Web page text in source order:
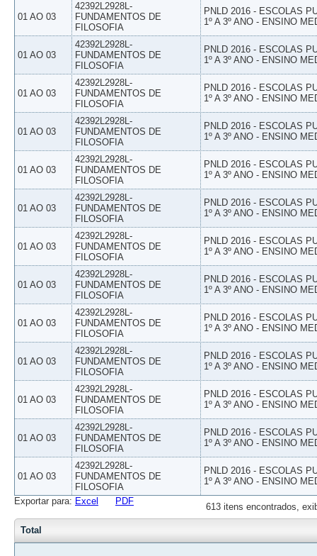
01 AO 03
42392L2928L-
FUNDAMENTOS DE
FILOSOFIA
PNLD 2016 - ESCOLAS
1º A 3º ANO - ENSINO
01 AO 03
42392L2928L-
FUNDAMENTOS DE
FILOSOFIA
PNLD 2016 - ESCOLAS
1º A 3º ANO - ENSINO
01 AO 03
42392L2928L-
FUNDAMENTOS DE
FILOSOFIA
PNLD 2016 - ESCOLAS
1º A 3º ANO - ENSINO
01 AO 03
42392L2928L-
FUNDAMENTOS DE
FILOSOFIA
PNLD 2016 - ESCOLAS
1º A 3º ANO - ENSINO
01 AO 03
42392L2928L-
FUNDAMENTOS DE
FILOSOFIA
PNLD 2016 - ESCOLAS
1º A 3º ANO - ENSINO
01 AO 03
42392L2928L-
FUNDAMENTOS DE
FILOSOFIA
PNLD 2016 - ESCOLAS
1º A 3º ANO - ENSINO
01 AO 03
42392L2928L-
FUNDAMENTOS DE
FILOSOFIA
PNLD 2016 - ESCOLAS
1º A 3º ANO - ENSINO
01 AO 03
42392L2928L-
FUNDAMENTOS DE
FILOSOFIA
PNLD 2016 - ESCOLAS
1º A 3º ANO - ENSINO
01 AO 03
42392L2928L-
FUNDAMENTOS DE
FILOSOFIA
PNLD 2016 - ESCOLAS
1º A 3º ANO - ENSINO
01 AO 03
42392L2928L-
FUNDAMENTOS DE
FILOSOFIA
PNLD 2016 - ESCOLAS
1º A 3º ANO - ENSINO
01 AO 03
42392L2928L-
FUNDAMENTOS DE
FILOSOFIA
PNLD 2016 - ESCOLAS
1º A 3º ANO - ENSINO
01 AO 03
42392L2928L-
FUNDAMENTOS DE
FILOSOFIA
PNLD 2016 - ESCOLAS
1º A 3º ANO - ENSINO
01 AO 03
42392L2928L-
FUNDAMENTOS DE
FILOSOFIA
PNLD 2016 - ESCOLAS
1º A 3º ANO - ENSINO
613 itens encontrados,
Exportar para: Excel PDF
Total